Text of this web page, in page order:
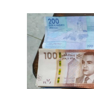
اختر بلدا/بلدان